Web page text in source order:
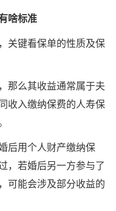
啥标准
关键看保单的性质及保
那么其收益通常属于夫
收入缴纳保费的人寿保
后用个人财产缴纳保
，若婚后另一方参与了
可能会涉及部分收益的